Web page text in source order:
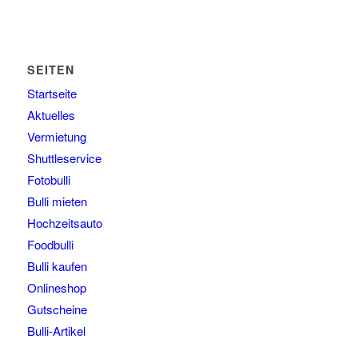
SEITEN
Startseite
Aktuelles
Vermietung
Shuttleservice
Fotobulli
Bulli mieten
Hochzeitsauto
Foodbulli
Bulli kaufen
Onlineshop
Gutscheine
Bulli-Artikel